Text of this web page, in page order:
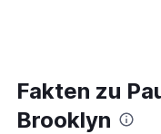
Fakten zu
Brooklyn